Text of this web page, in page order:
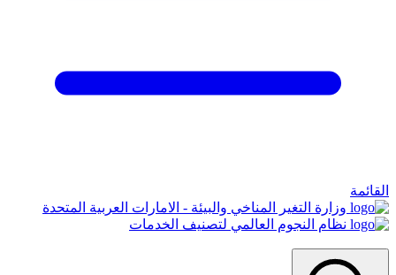
القائمة
وزارة التغير المناخي والبيئة - الامارات العربية المتحدة
نظام النجوم العالمي لتصنيف الخدمات